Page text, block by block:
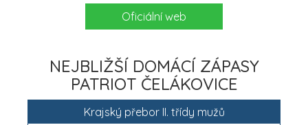
Oficiální web
NEJBLIŽŠÍ DOMÁCÍ ZÁPASY
PATRIOT ČELÁKOVICE
Krajský přebor II. třídy mužů